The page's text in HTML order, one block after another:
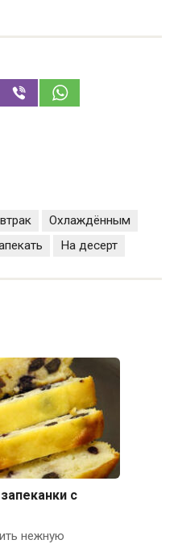
Охлаждённым
На десерт
с
нежную